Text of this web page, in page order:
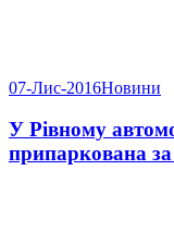
07-Лис-2016Новини
У Рівному
припаркована